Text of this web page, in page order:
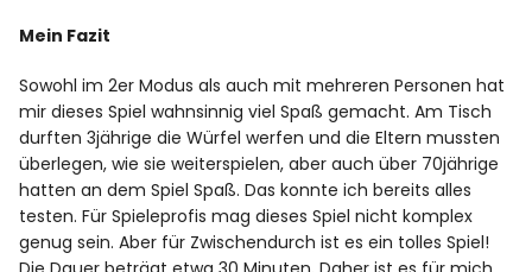
Mein Fazit
Sowohl im 2er Modus als auch mit mehreren Personen hat
mir dieses Spiel wahnsinnig viel Spaß gemacht. Am Tisch
durften 3jährige die Würfel werfen und die Eltern mussten
überlegen, wie sie weiterspielen, aber auch über 70jährige
hatten an dem Spiel Spaß. Das konnte ich bereits alles
testen. Für Spieleprofis mag dieses Spiel nicht komplex
genug sein. Aber für Zwischendurch ist es ein tolles Spiel!